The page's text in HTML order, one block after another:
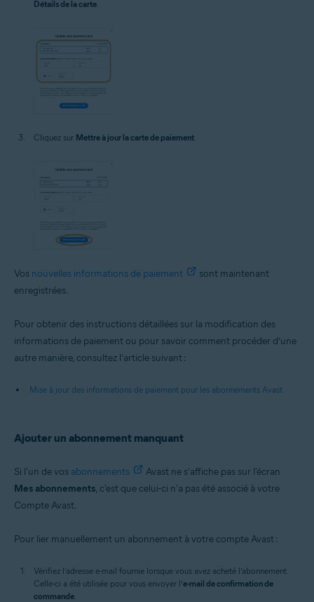
Détails de la carte
Cliquez sur Mettre à jour la carte de paiement.
Vos nouvelles informations de paiement
sont maintenant
enregistrées.
Pour obtenir des instructions détaillées sur la modification des
informations de paiement ou pour savoir comment procéder d’une
autre manière, consultez l’article suivant :
Mise à jour des informations de paiement pour les abonnements Avast
Ajouter un abonnement manquant
Si l'un de vos abonnements
Avast ne s'affiche pas sur l'écran
Mes abonnements, c'est que celui-ci n'a pas été associé à votre
Compte Avast.
Pour lier manuellement un abonnement à votre compte Avast :
Vérifiez l’adresse e-mail fournie lorsque vous avez acheté l’abonnement.
Celle-ci a été utilisée pour vous envoyer l’e-mail de confirmation de
commande.